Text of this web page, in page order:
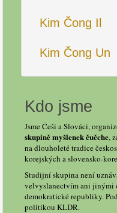
Kim Čong Il
Kim Čong Un
Kdo jsme
Jsme Češi a Slováci,
skupině myšlenek čučche,
na dlouholeté tradice
korejských a slovensko-
Studijní skupina není
velvyslanectvím ani jinými
demokratické republiky.
politikou KLDR.